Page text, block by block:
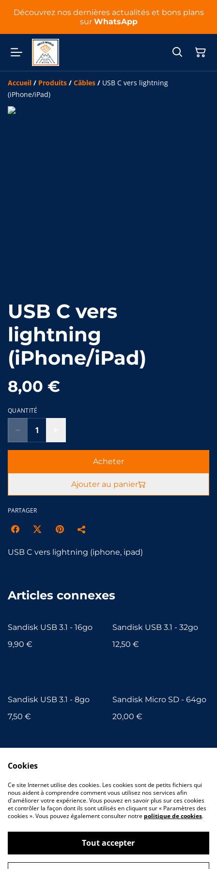
Découvrez nos dernières actualités et bons plans
sur WhatsApp
Accueil / Produits / Câbles / USB C vers lightning
(iPhone/iPad)
USB C vers
lightning
(iPhone/iPad)
8,00 €
QUANTITÉ
Acheter
Ajouter au panier
PARTAGER
USB C vers lightning (iphone, ipad)
Articles connexes
Sandisk USB 3.1 - 16go
9,90 €
Sandisk USB 3.1 - 32go
12,50 €
Sandisk USB 3.1 - 8go
7,50 €
Sandisk Micro SD - 64go
20,00 €
©2026Hello World
Cookies
Ce site Internet utilise des cookies. Les cookies sont de petits fichiers qui
nous aident à comprendre comment vous utilisez nos services afin
d'améliorer votre expérience. Vous pouvez en savoir plus sur ces cookies
et contrôler la façon dont ils sont utilisés en cliquant sur « Paramètres des
cookies ». Vous pouvez également consulter notre politique de cookies.
Tout accepter